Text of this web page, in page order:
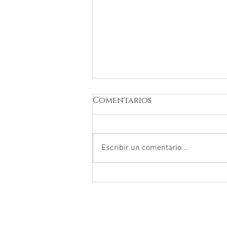
Comentarios
Escribir un comentario...